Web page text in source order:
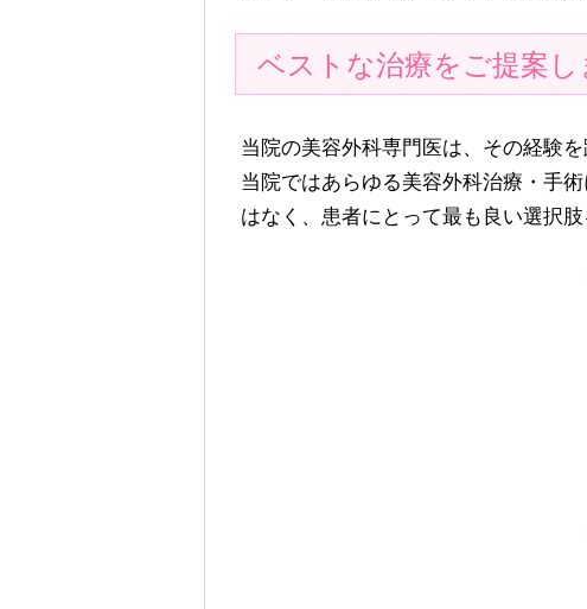
ベストな治療をご提案し
当院の美容外科専門医は、その経験
当院ではあらゆる美容外科治療・手
はなく、患者にとって最も良い選択肢